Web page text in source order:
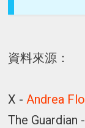
資料來源：
X - Andrea
The Guardian -